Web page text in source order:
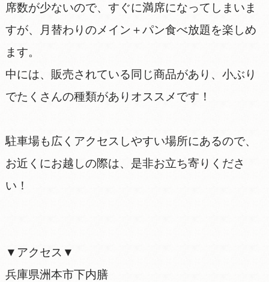
席数が少ないので、すぐに満席になってしまいま
すが、月替わりのメイン＋パン食べ放題を楽しめ
ます。
中には、販売されている同じ商品があり、小ぶり
でたくさんの種類がありオススメです！
駐車場も広くアクセスしやすい場所にあるので、
お近くにお越しの際は、是非お立ち寄りくださ
い！
▼アクセス▼
兵庫県洲本市下内膳